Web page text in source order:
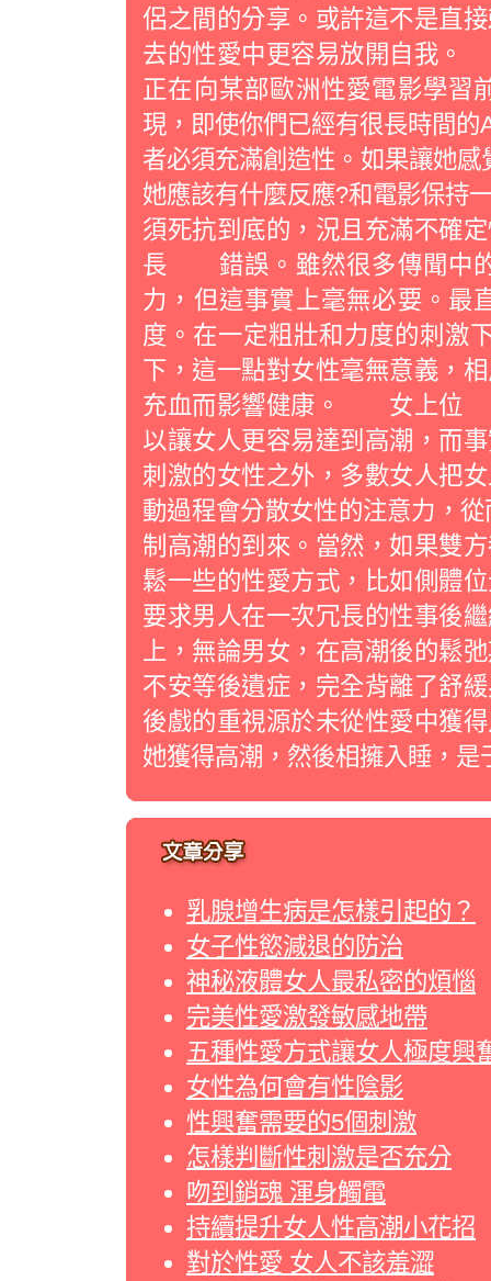
侶之間的分享。或許這不是直
去的性愛中更容易放開自
正在向某部歐洲性愛電影學習
現，即使你們已經有很長時間
者必須充滿創造性。如果讓她感
她應該有什麼反應?和電影保持
須死抗到底的，況且充滿不
長 錯誤。雖然很多傳聞中的
力，但這事實上毫無必要。最
度。在一定粗壯和力度的刺激
下，這一點對女性毫無意義，
充血而影響健康。 女上位
以讓女人更容易達到高潮，而
刺激的女性之外，多數女人把
動過程會分散女性的注意力，
制高潮的到來。當然，如果雙
鬆一些的性愛方式，比如側
要求男人在一次冗長的性事後
上，無論男女，在高潮後的鬆
不安等後遺症，完全背離了舒
後戲的重視源於未從性愛中獲
她獲得高潮，然後相擁入睡，
乳腺增生病是怎樣引起的？
女子性慾減退的防治
神秘液體女人最私密的煩惱
完美性愛激發敏感地帶
五種性愛方式讓女人極度興
女性為何會有性陰影
性興奮需要的5個刺激
怎樣判斷性刺激是否充分
吻到銷魂 渾身觸電
持續提升女人性高潮小花招
對於性愛 女人不該羞澀